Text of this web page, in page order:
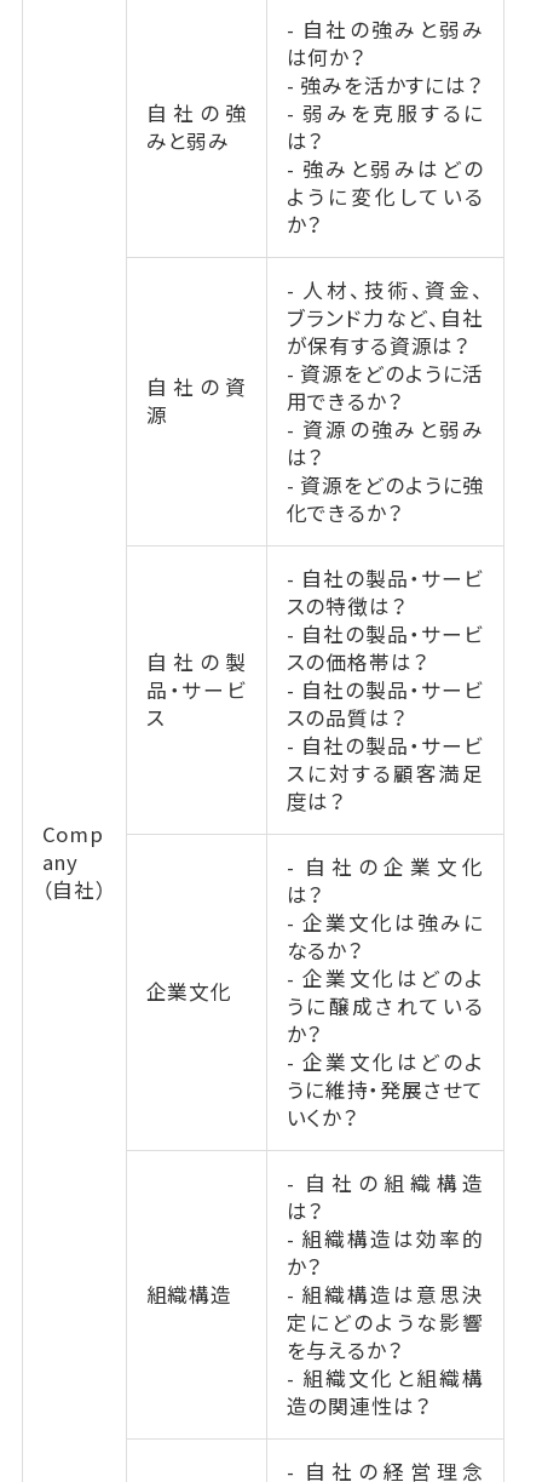
Comp
any
（自社）
自社の強
みと弱み
- 自社の強みと弱み
は何か？
- 強みを活かすには？
- 弱みを克服するに
は？
- 強みと弱みはどの
ように変化している
か？
自社の資
源
- 人材、技術、資金、
ブランド力など、自社
が保有する資源は？
- 資源をどのように活
用できるか？
- 資源の強みと弱み
は？
- 資源をどのように強
化できるか？
自社の製
品・サービ
ス
- 自社の製品・サービ
スの特徴は？
- 自社の製品・サービ
スの価格帯は？
- 自社の製品・サービ
スの品質は？
- 自社の製品・サービ
スに対する顧客満足
度は？
企業文化
- 自社の企業文化
は？
- 企業文化は強みに
なるか？
- 企業文化はどのよ
うに醸成されている
か？
- 企業文化はどのよ
うに維持・発展させて
いくか？
組織構造
- 自社の組織構造
は？
- 組織構造は効率的
か？
- 組織構造は意思決
定にどのような影響
を与えるか？
- 組織文化と組織構
造の関連性は？
- 自社の経営理念